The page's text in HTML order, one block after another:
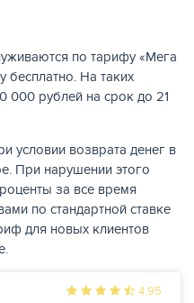
по тарифу «Мега
бесплатно. На таких
000 рублей на срок до 21
условии возврата денег в
При нарушении этого
за все время
по стандартной ставке
для новых клиентов
4.95